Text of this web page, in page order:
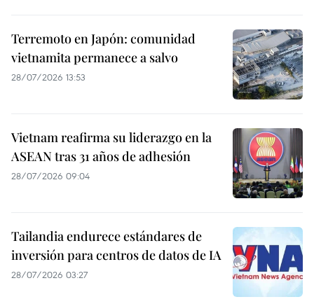
Terremoto en Japón: comunidad
vietnamita permanece a salvo
28/07/2026 13:53
Vietnam reafirma su liderazgo en la
ASEAN tras 31 años de adhesión
28/07/2026 09:04
Tailandia endurece estándares de
inversión para centros de datos de IA
28/07/2026 03:27